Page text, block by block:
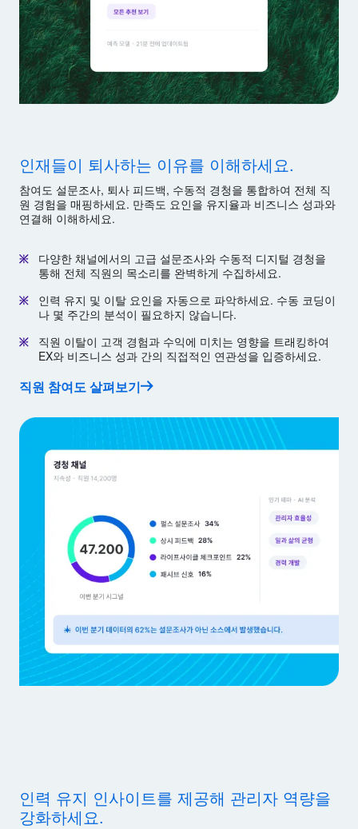
인재들이 퇴사하는 이유를 이해하세요.
참여도 설문조사, 퇴사 피드백, 수동적 경청을 통합하여 전체 직
원 경험을 매핑하세요. 만족도 요인을 유지율과 비즈니스 성과와
연결해 이해하세요.
다양한 채널에서의 고급 설문조사와 수동적 디지털 경청을
통해 전체 직원의 목소리를 완벽하게 수집하세요.
인력 유지 및 이탈 요인을 자동으로 파악하세요. 수동 코딩이
나 몇 주간의 분석이 필요하지 않습니다.
직원 이탈이 고객 경험과 수익에 미치는 영향을 트래킹하여
EX와 비즈니스 성과 간의 직접적인 연관성을 입증하세요.
직원 참여도 살펴보기
인력 유지 인사이트를 제공해 관리자 역량을
강화하세요.